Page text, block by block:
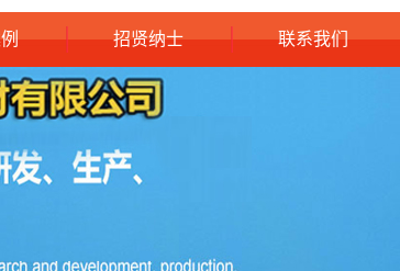
招贤纳士 联系我们